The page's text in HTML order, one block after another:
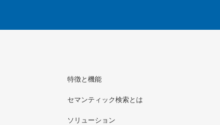
特徴と機能
セマンティック検索とは
ソリューション